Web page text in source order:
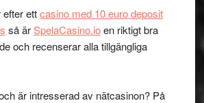
efter ettcasino med 10 euro deposit
så ärSpelaCasino.ioen riktigt bra
och recenserar alla tillgängliga
är intresserad av nätcasinon? På